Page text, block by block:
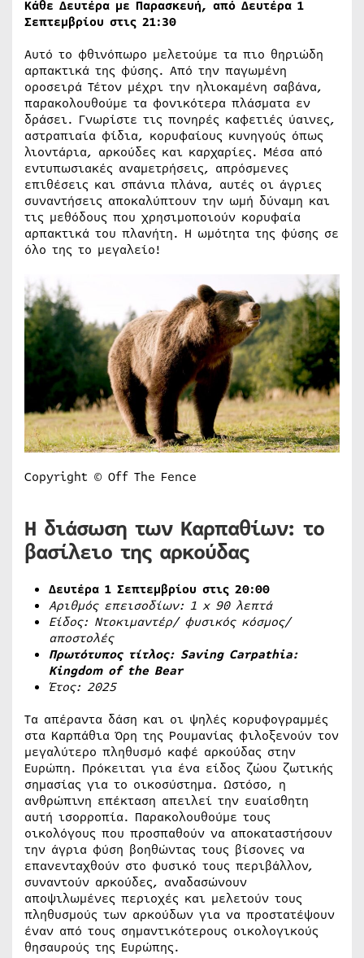
Κάθε Δευτέρα με Παρασκευή, από Δευτέρα 1
Σεπτεμβρίου στις 21:30
Αυτό το φθινόπωρο μελετούμε τα πιο θηριώδη
αρπακτικά της φύσης. Από την παγωμένη
οροσειρά Τέτον μέχρι την ηλιοκαμένη σαβάνα,
παρακολουθούμε τα φονικότερα πλάσματα εν
δράσει. Γνωρίστε τις πονηρές καφετιές ύαινες,
αστραπιαία φίδια, κορυφαίους κυνηγούς όπως
λιοντάρια, αρκούδες και καρχαρίες. Μέσα από
εντυπωσιακές αναμετρήσεις, απρόσμενες
επιθέσεις και σπάνια πλάνα, αυτές οι άγριες
συναντήσεις αποκαλύπτουν την ωμή δύναμη και
τις μεθόδους που χρησιμοποιούν κορυφαία
αρπακτικά του πλανήτη. Η ωμότητα της φύσης σε
όλο της το μεγαλείο!
Copyright © Off The Fence
Η διάσωση των Καρπαθίων: το
βασίλειο της αρκούδας
Δευτέρα 1 Σεπτεμβρίου στις 20:00
Αριθμός επεισοδίων: 1 x90 λεπτά
Είδος: Ντοκιμαντέρ/ φυσικός κόσμος/
αποστολές
Πρωτότυπος τίτλος: Saving Carpathia:
Kingdom of the Bear
Έτος: 2025
Τα απέραντα δάση και οι ψηλές κορυφογραμμές
στα Καρπάθια Όρη της Ρουμανίας φιλοξενούν τον
μεγαλύτερο πληθυσμό καφέ αρκούδας στην
Ευρώπη. Πρόκειται για ένα είδος ζώου ζωτικής
σημασίας για το οικοσύστημα. Ωστόσο, η
ανθρώπινη επέκταση απειλεί την ευαίσθητη
αυτή ισορροπία. Παρακολουθούμε τους
οικολόγους που προσπαθούν να αποκαταστήσουν
την άγρια φύση βοηθώντας τους βίσονες να
επανενταχθούν στο φυσικό τους περιβάλλον,
συναντούν αρκούδες, αναδασώνουν
αποψιλωμένες περιοχές και μελετούν τους
πληθυσμούς των αρκούδων για να προστατέψουν
έναν από τους σημαντικότερους οικολογικούς
θησαυρούς της Ευρώπης.